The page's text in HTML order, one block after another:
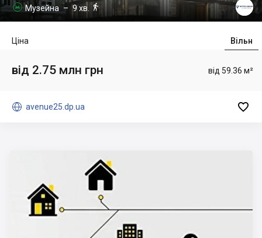
 Музейна – 9 хв. 
Вільн
Ціна
від 59.36 м²
від 2.75 млн грн
 avenue25.dp.ua 